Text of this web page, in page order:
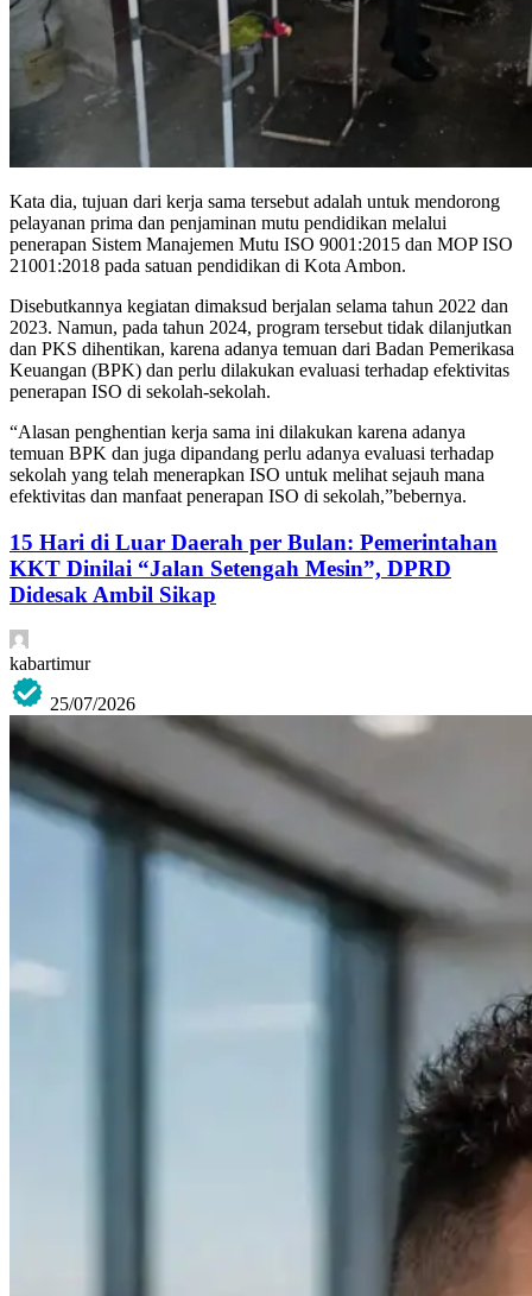
Kata dia, tujuan dari kerja sama tersebut adalah untuk mendorong
pelayanan prima dan penjaminan mutu pendidikan melalui
penerapan Sistem Manajemen Mutu ISO 9001:2015 dan MOP ISO
21001:2018 pada satuan pendidikan di Kota Ambon.
Disebutkannya kegiatan dimaksud berjalan selama tahun 2022 dan
2023. Namun, pada tahun 2024, program tersebut tidak dilanjutkan
dan PKS dihentikan, karena adanya temuan dari Badan Pemerikasa
Keuangan (BPK) dan perlu dilakukan evaluasi terhadap efektivitas
penerapan ISO di sekolah-sekolah.
“Alasan penghentian kerja sama ini dilakukan karena adanya
temuan BPK dan juga dipandang perlu adanya evaluasi terhadap
sekolah yang telah menerapkan ISO untuk melihat sejauh mana
efektivitas dan manfaat penerapan ISO di sekolah,”bebernya.
15 Hari di Luar Daerah per Bulan: Pemerintahan
KKT Dinilai “Jalan Setengah Mesin”, DPRD
Didesak Ambil Sikap
kabartimur
25/07/2026